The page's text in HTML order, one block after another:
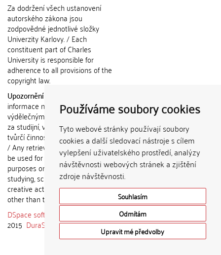
Používáme soubory cookies
Tyto webové stránky používají soubory
cookies a další sledovací nástroje s cílem
vylepšení uživatelského prostředí, analýzy
návštěvnosti webových stránek a zjištění
zdroje návštěvnosti.
Souhlasím
Odmítám
Upravit mé předvolby
Za dodržení všech ustanovení
autorského zákona jsou
zodpovědné jednotlivé složky
Univerzity Karlovy. / Each
constituent part of Charles
University is responsible for
adherence to all provisions of the
copyright law.
Upozornění / Notice:
informace nemohou být použity k
výdělečným účelům nebo vydávány
za studijní, vědeckou nebo jinou
tvůrčí činnost jiné osoby než autora.
/ Any retrieved information shall not
be used for any commercial
purposes or claimed as results of
studying, scientific or any other
creative activities of any person
other than the author.
DSpace software
copyright © 2002-
2015 DuraSpace